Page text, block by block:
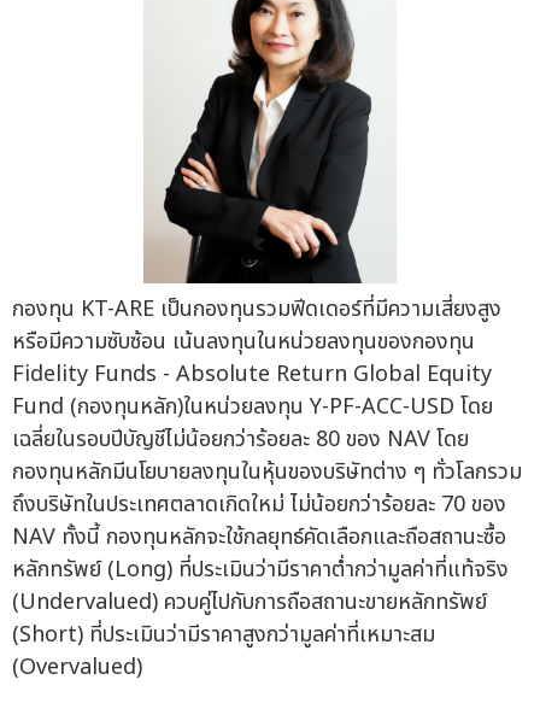
กองทุน KT-ARE เป็นกองทุนรวมฟีดเดอร์ที่มีความเสี่ยงสูง
หรือมีความซับซ้อน เน้นลงทุนในหน่วยลงทุนของกองทุน
Fidelity Funds - Absolute Return Global Equity
Fund (กองทุนหลัก)ในหน่วยลงทุน Y-PF-ACC-USD โดย
เฉลี่ยในรอบปีบัญชีไม่น้อยกว่าร้อยละ 80 ของ NAV โดย
กองทุนหลักมีนโยบายลงทุนในหุ้นของบริษัทต่าง ๆ ทั่วโลกรวม
ถึงบริษัทในประเทศตลาดเกิดใหม่ ไม่น้อยกว่าร้อยละ 70 ของ
NAV ทั้งนี้ กองทุนหลักจะใช้กลยุทธ์คัดเลือกและถือสถานะซื้อ
หลักทรัพย์ (Long) ที่ประเมินว่ามีราคาต่ำกว่ามูลค่าที่แท้จริง
(Undervalued) ควบคู่ไปกับการถือสถานะขายหลักทรัพย์
(Short) ที่ประเมินว่ามีราคาสูงกว่ามูลค่าที่เหมาะสม
(Overvalued)